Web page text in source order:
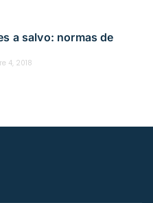
a salvo: normas de
4, 2018